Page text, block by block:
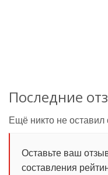
Последние
Ещё никто не
Оставьте ваш
составления